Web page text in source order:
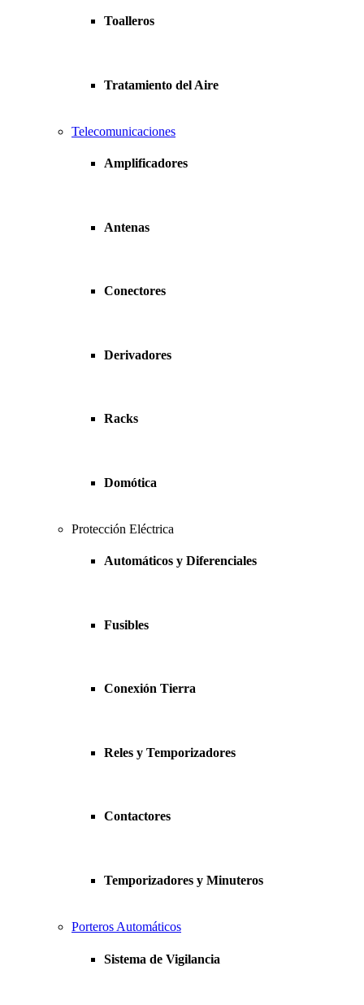
Toalleros
Tratamiento del Aire
Telecomunicaciones
Amplificadores
Antenas
Conectores
Derivadores
Racks
Domótica
Protección Eléctrica
Automáticos y Diferenciales
Fusibles
Conexión Tierra
Reles y Temporizadores
Contactores
Temporizadores y Minuteros
Porteros Automáticos
Sistema de Vigilancia